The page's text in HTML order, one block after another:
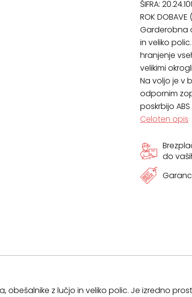
x
55
cm
količina
ŠIFRA:
ROK DOBAVE
Garderobna
in veliko
hranjenje
velikimi
Na voljo je v
odpornim
poskrbijo
Celoten opis
do
z lučjo in veliko polic. Je izredno